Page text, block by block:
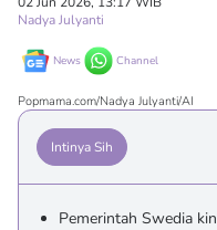
Nadya Julyanti
News Channel
Popmama.com/Nadya Julyanti/AI
Intinya Sih
Pemerintah Swedia